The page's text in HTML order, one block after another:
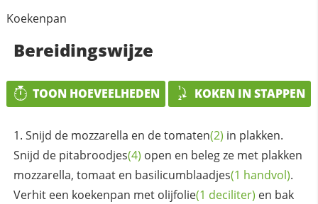
Koekenpan
Bereidingswijze
TOON HOEVEELHEDEN KOKEN IN STAPPEN
Snijd de mozzarella en detomaten(2) in plakken.
Snijd de pitabroodjes(4) open en beleg ze met plakken
mozzarella, tomaat en basilicumblaadjes(1 handvol).
Verhit een koekenpan met olijfolie(1 deciliter) en bak